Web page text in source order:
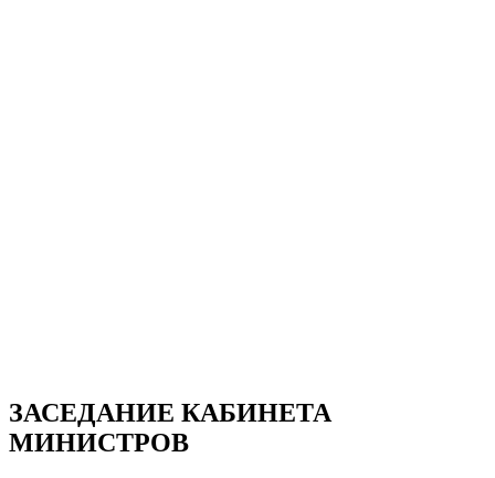
ЗАСЕДАНИЕ КАБИНЕТА
МИНИСТРОВ